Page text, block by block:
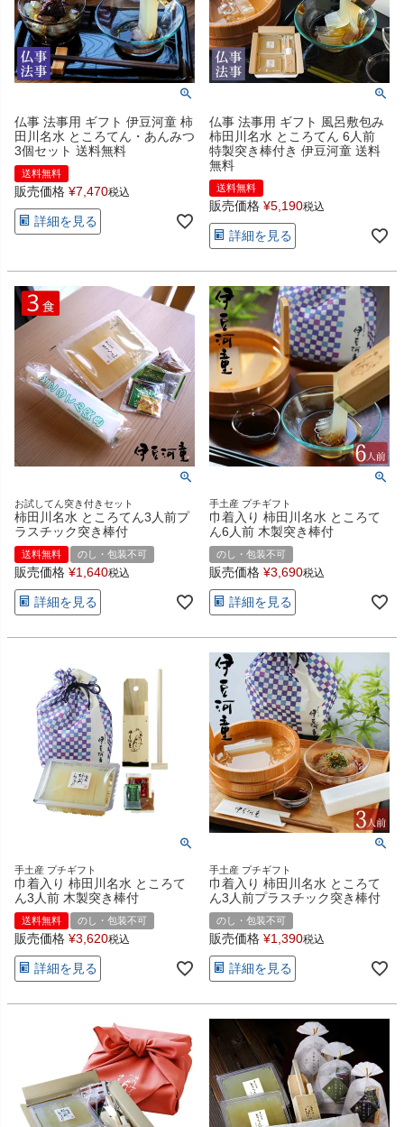
仏事 法事用 ギフト 伊豆河童 柿
田川名水 ところてん・あんみつ
3個セット 送料無料
送料無料
販売価格 ¥7,470税込
詳細を見る
仏事 法事用 ギフト 風呂敷包み
柿田川名水 ところてん 6人前
特製突き棒付き 伊豆河童 送料
無料
送料無料
販売価格 ¥5,190税込
詳細を見る
お試してん突き付きセット
柿田川名水 ところてん3人前プ
ラスチック突き棒付
送料無料 のし・包装不可
販売価格 ¥1,640税込
詳細を見る
手土産 プチギフト
巾着入り 柿田川名水 ところて
ん6人前 木製突き棒付
のし・包装不可
販売価格 ¥3,690税込
詳細を見る
手土産 プチギフト
巾着入り 柿田川名水 ところて
ん3人前 木製突き棒付
送料無料 のし・包装不可
販売価格 ¥3,620税込
詳細を見る
手土産 プチギフト
巾着入り 柿田川名水 ところて
ん3人前プラスチック突き棒付
のし・包装不可
販売価格 ¥1,390税込
詳細を見る